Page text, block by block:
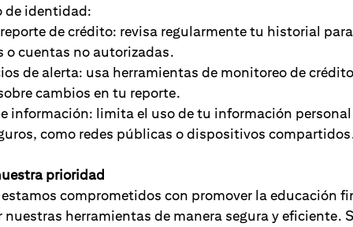
de identidad:
de crédito: revisa regularmente tu historial
o cuentas no autorizadas.
de alerta: usa herramientas de monitoreo de
cambios en tu reporte.
información: limita el uso de tu información
como redes públicas o dispositivos
prioridad
comprometidos con promover la educación
nuestras herramientas de manera segura y eficiente.